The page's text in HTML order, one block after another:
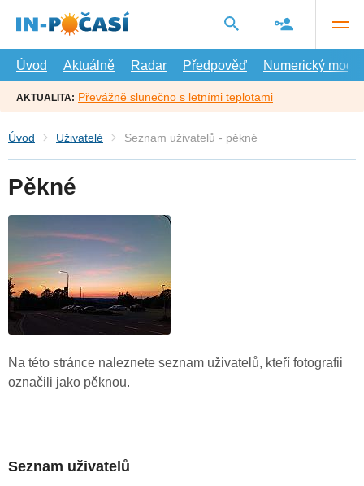
hlavní
Úvod
Aktuálně Radar Předpověď Numerický model
AKTUALITA: Převážně slunečno s letními teplotami
Úvod Uživatelé Seznam uživatelů - pěkné
Pěkné
Na této stránce naleznete seznam uživatelů, kteří fotografii
označili jako pěknou.
Seznam uživatelů